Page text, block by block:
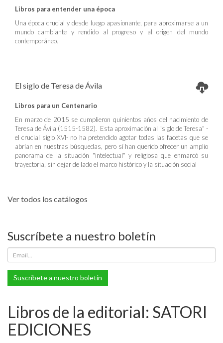
Libros para entender una época
Una época crucial y desde luego apasionante, para aproximarse a un
mundo cambiante y rendido al progreso y al origen del mundo
contemporáneo.
El siglo de Teresa de Ávila
Libros para un Centenario
En marzo de 2015 se cumplieron quinientos años del nacimiento de
Teresa de Ávila (1515-1582). Esta aproximación al "siglo de Teresa" -
el crucial siglo XVI- no ha pretendido agotar todas las facetas que se
abrían en nuestras búsquedas, pero sí han querido ofrecer un amplio
panorama de la situación "intelectual" y religiosa que enmarcó su
trayectoria, sin dejar de lado el marco histórico y la situación social
Ver todos los catálogos
Suscríbete a nuestro boletín
Suscríbete a nuestro boletín
Libros de la editorial: SATORI
EDICIONES